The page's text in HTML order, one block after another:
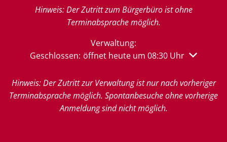
Hinweis: Der Zutritt zum Bürgerbüro ist ohne
Terminabsprache möglich.
Verwaltung:
Klicken, um weitere Öffnungs- oder Schließzeiten
Geschlossen: öffnet heute um 08:30 Uhr
Hinweis: Der Zutritt zur Verwaltung ist nur nach vorheriger
Terminabsprache möglich. Spontanbesuche ohne vorherige
Anmeldung sind nicht möglich.